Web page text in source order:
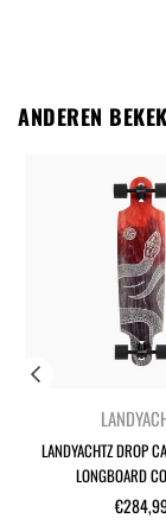
ANDEREN
LANDYACHTZ DROP
LONGBOARD
Normale